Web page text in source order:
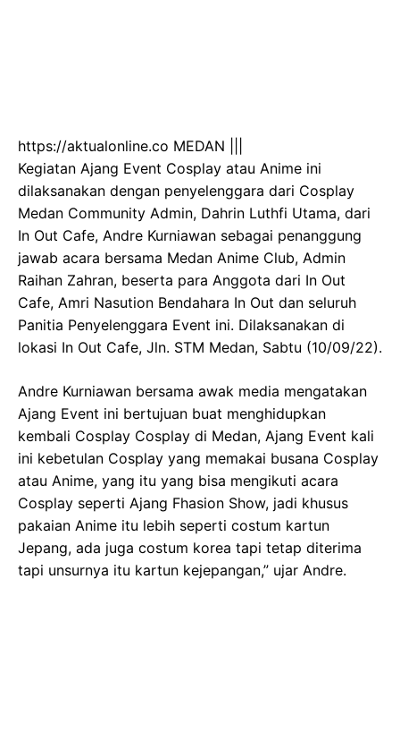
https://aktualonline.co MEDAN |||
Kegiatan Ajang Event Cosplay atau Anime ini
dilaksanakan dengan penyelenggara dari Cosplay
Medan Community Admin, Dahrin Luthfi Utama, dari
In Out Cafe, Andre Kurniawan sebagai penanggung
jawab acara bersama Medan Anime Club, Admin
Raihan Zahran, beserta para Anggota dari In Out
Cafe, Amri Nasution Bendahara In Out dan seluruh
Panitia Penyelenggara Event ini. Dilaksanakan di
lokasi In Out Cafe, Jln. STM Medan, Sabtu (10/09/22).
Andre Kurniawan bersama awak media mengatakan
Ajang Event ini bertujuan buat menghidupkan
kembali Cosplay Cosplay di Medan, Ajang Event kali
ini kebetulan Cosplay yang memakai busana Cosplay
atau Anime, yang itu yang bisa mengikuti acara
Cosplay seperti Ajang Fhasion Show, jadi khusus
pakaian Anime itu lebih seperti costum kartun
Jepang, ada juga costum korea tapi tetap diterima
tapi unsurnya itu kartun kejepangan,” ujar Andre.